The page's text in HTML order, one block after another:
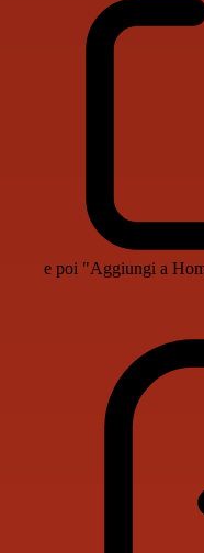
e poi "Aggiungi a